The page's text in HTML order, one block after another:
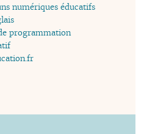
numériques éducatifs
programmation